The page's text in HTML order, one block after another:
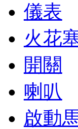
儀表
火花
開關
喇叭
啟動